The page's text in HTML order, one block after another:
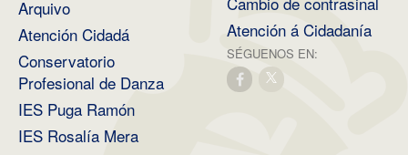
Arquivo
Atención Cidadá
Conservatorio
Profesional de Danza
IES Puga Ramón
IES Rosalía Mera
Atención á Cidadanía
SÉGUENOS EN: